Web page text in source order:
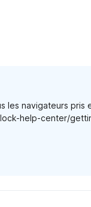
les navigateurs pris
help-center/